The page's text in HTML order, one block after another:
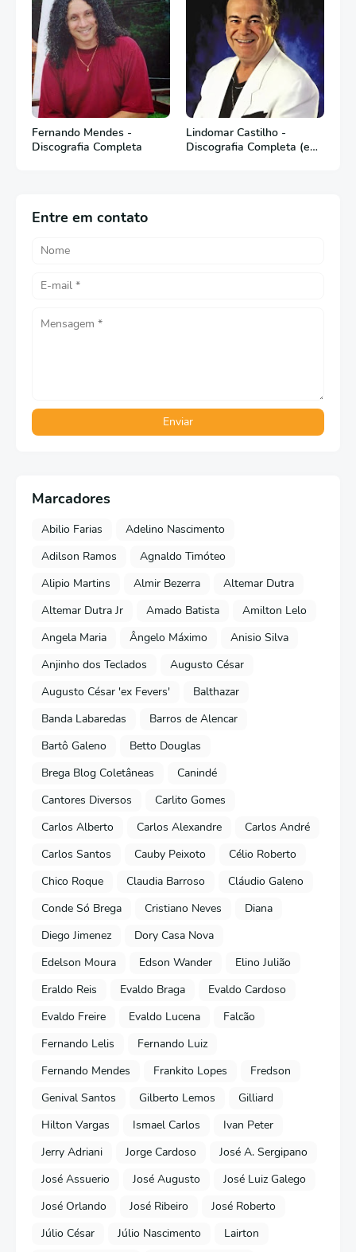
Fernando Mendes -
Discografia Completa
Lindomar Castilho -
Discografia Completa (em
Entre em contato
Marcadores
Abilio Farias
Adelino Nascimento
Adilson Ramos
Agnaldo Timóteo
Alipio Martins
Almir Bezerra
Altemar Dutra
Altemar Dutra Jr
Amado Batista
Amilton Lelo
Angela Maria
Ângelo Máximo
Anisio Silva
Anjinho dos Teclados
Augusto César
Augusto César 'ex Fevers'
Balthazar
Banda Labaredas
Barros de Alencar
Bartô Galeno
Betto Douglas
Brega Blog Coletâneas
Canindé
Cantores Diversos
Carlito Gomes
Carlos Alberto
Carlos Alexandre
Carlos André
Carlos Santos
Cauby Peixoto
Célio Roberto
Chico Roque
Claudia Barroso
Cláudio Galeno
Conde Só Brega
Cristiano Neves
Diana
Diego Jimenez
Dory Casa Nova
Edelson Moura
Edson Wander
Elino Julião
Eraldo Reis
Evaldo Braga
Evaldo Cardoso
Evaldo Freire
Evaldo Lucena
Falcão
Fernando Lelis
Fernando Luiz
Fernando Mendes
Frankito Lopes
Fredson
Genival Santos
Gilberto Lemos
Gilliard
Hilton Vargas
Ismael Carlos
Ivan Peter
Jerry Adriani
Jorge Cardoso
José A. Sergipano
José Assuerio
José Augusto
José Luiz Galego
José Orlando
José Ribeiro
José Roberto
Júlio César
Júlio Nascimento
Lairton